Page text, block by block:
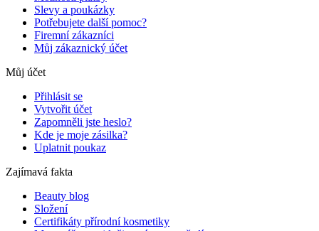
Slevy a poukázky
Potřebujete další pomoc?
Firemní zákazníci
Můj zákaznický účet
Můj účet
Přihlásit se
Vytvořit účet
Zapomněli jste heslo?
Kde je moje zásilka?
Uplatnit poukaz
Zajímavá fakta
Beauty blog
Složení
Certifikáty přírodní kosmetiky